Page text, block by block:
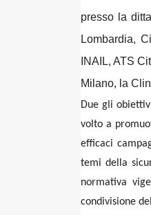
presso la
Lombardia,
INAIL, ATS
Milano, la
Due gli
volto a
efficaci
temi della
normativa
condivisione